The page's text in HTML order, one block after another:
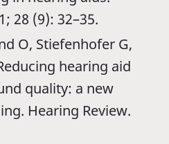
28 (9): 32–35.
O, Stiefenhofer G,
hearing aid
quality: a new
Hearing Review.